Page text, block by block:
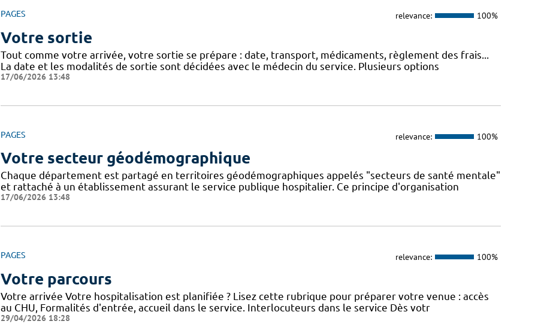
PAGES relevance: 100%
Votre sortie
Tout comme votre arrivée, votre sortie se prépare : date, transport, médicaments, règlement des frais...
La date et les modalités de sortie sont décidées avec le médecin du service. Plusieurs options
17/06/2026 13:48
PAGES relevance: 100%
Votre secteur géodémographique
Chaque département est partagé en territoires géodémographiques appelés "secteurs de santé mentale"
et rattaché à un établissement assurant le service publique hospitalier. Ce principe d'organisation
17/06/2026 13:48
PAGES relevance: 100%
Votre parcours
Votre arrivée Votre hospitalisation est planifiée ? Lisez cette rubrique pour préparer votre venue : accès
au CHU, Formalités d'entrée, accueil dans le service. Interlocuteurs dans le service Dès votr
29/04/2026 18:28